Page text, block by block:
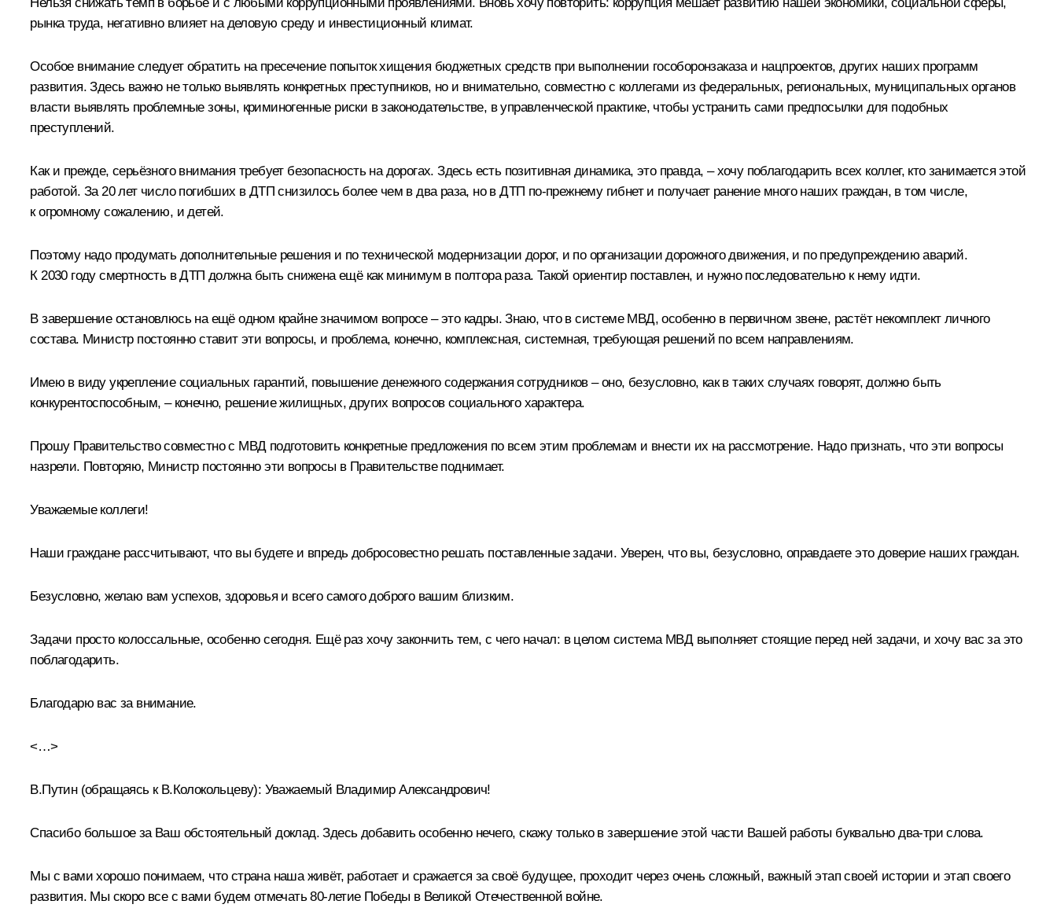
рынка труда, негативно влияет на деловую среду и инвестиционный климат.
Особое внимание следует обратить на пресечение попыток хищения бюджетных средств при выполнении гособоронзаказа и нацпроектов, других наших программ
развития. Здесь важно не только выявлять конкретных преступников, но и внимательно, совместно с коллегами из федеральных, региональных, муниципальных органов
власти выявлять проблемные зоны, криминогенные риски в законодательстве, в управленческой практике, чтобы устранить сами предпосылки для подобных
преступлений.
Как и прежде, серьёзного внимания требует безопасность на дорогах. Здесь есть позитивная динамика, это правда, – хочу поблагодарить всех коллег, кто занимается этой
работой. За 20 лет число погибших в ДТП снизилось более чем в два раза, но в ДТП по-прежнему гибнет и получает ранение много наших граждан, в том числе,
к огромному сожалению, и детей.
Поэтому надо продумать дополнительные решения и по технической модернизации дорог, и по организации дорожного движения, и по предупреждению аварий.
К 2030 году смертность в ДТП должна быть снижена ещё как минимум в полтора раза. Такой ориентир поставлен, и нужно последовательно к нему идти.
В завершение остановлюсь на ещё одном крайне значимом вопросе – это кадры. Знаю, что в системе МВД, особенно в первичном звене, растёт некомплект личного
состава. Министр постоянно ставит эти вопросы, и проблема, конечно, комплексная, системная, требующая решений по всем направлениям.
Имею в виду укрепление социальных гарантий, повышение денежного содержания сотрудников – оно, безусловно, как в таких случаях говорят, должно быть
конкурентоспособным, – конечно, решение жилищных, других вопросов социального характера.
Прошу Правительство совместно с МВД подготовить конкретные предложения по всем этим проблемам и внести их на рассмотрение. Надо признать, что эти вопросы
назрели. Повторяю, Министр постоянно эти вопросы в Правительстве поднимает.
Уважаемые коллеги!
Наши граждане рассчитывают, что вы будете и впредь добросовестно решать поставленные задачи. Уверен, что вы, безусловно, оправдаете это доверие наших граждан.
Безусловно, желаю вам успехов, здоровья и всего самого доброго вашим близким.
Задачи просто колоссальные, особенно сегодня. Ещё раз хочу закончить тем, с чего начал: в целом система МВД выполняет стоящие перед ней задачи, и хочу вас за это
поблагодарить.
Благодарю вас за внимание.
<…>
В.Путин (обращаясь к В.Колокольцеву): Уважаемый Владимир Александрович!
Спасибо большое за Ваш обстоятельный доклад. Здесь добавить особенно нечего, скажу только в завершение этой части Вашей работы буквально два-три слова.
Мы с вами хорошо понимаем, что страна наша живёт, работает и сражается за своё будущее, проходит через очень сложный, важный этап своей истории и этап своего
развития. Мы скоро все с вами будем отмечать 80-летие Победы в Великой Отечественной войне.